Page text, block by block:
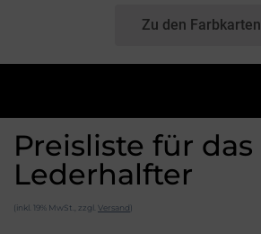
Zu den Farbkarten
Preisliste für das
Lederhalfter
(inkl. 19% MwSt., zzgl. Versand)